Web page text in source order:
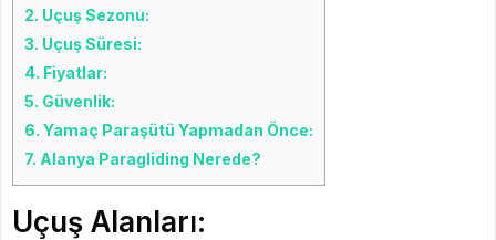
2. Uçuş Sezonu:
3. Uçuş Süresi:
4. Fiyatlar:
5. Güvenlik:
6. Yamaç Paraşütü Yapmadan Önce:
7. Alanya Paragliding Nerede?
Uçuş Alanları: